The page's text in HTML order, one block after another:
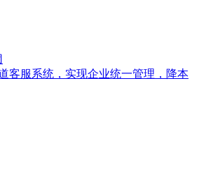
客服系统，实现企业统一管理，降本